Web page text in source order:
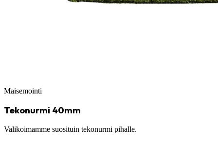
Maisemointi
Tekonurmi 40mm
Valikoimamme suosituin tekonurmi pihalle.